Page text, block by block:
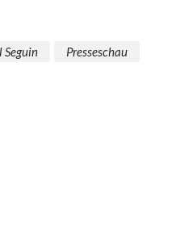
Seguin Presseschau